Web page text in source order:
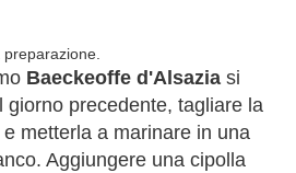
preparazione.
Baeckeoffe d'Alsazia si
giorno precedente, tagliare la
metterla a marinare in una
Aggiungere una cipolla